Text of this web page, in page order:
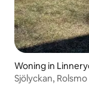
Woning in
Sjölyckan, Rolsmo